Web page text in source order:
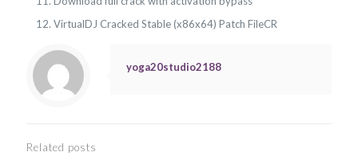
VirtualDJ Cracked Stable (x86x64) Patch FileCR
yoga20studio2188
Related posts